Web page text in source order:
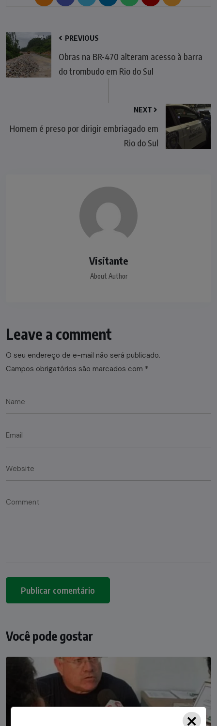
PREVIOUS
Obras na BR-470 alteram acesso à barra
do trombudo em Rio do Sul
NEXT
Homem é preso por dirigir embriagado em
Rio do Sul
Visitante
About Author
Leave a comment
O seu endereço de e-mail não será publicado.
Campos obrigatórios são marcados com *
Você pode gostar